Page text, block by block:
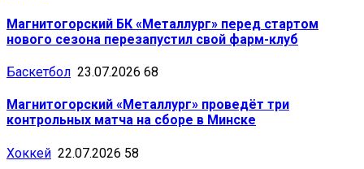
Магнитогорский БК «Металлург» перед стартом
нового сезона перезапустил свой фарм-клуб
Баскетбол 23.07.2026 68
Магнитогорский «Металлург» проведёт три
контрольных матча на сборе в Минске
Хоккей 22.07.2026 58